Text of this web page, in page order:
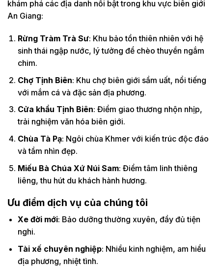
khám phá các địa danh nổi bật trong khu vực biên giới
An Giang:
Rừng Tràm Trà Sư: Khu bảo tồn thiên nhiên với hệ
sinh thái ngập nước, lý tưởng để chèo thuyền ngắm
chim.
Chợ Tịnh Biên: Khu chợ biên giới sầm uất, nổi tiếng
với mắm cá và đặc sản địa phương.
Cửa khẩu Tịnh Biên: Điểm giao thương nhộn nhịp,
trải nghiệm văn hóa biên giới.
Chùa Tà Pạ: Ngôi chùa Khmer với kiến trúc độc đáo
và tầm nhìn đẹp.
Miếu Bà Chúa Xứ Núi Sam: Điểm tâm linh thiêng
liêng, thu hút du khách hành hương.
Ưu điểm dịch vụ của chúng tôi
Xe đời mới: Bảo dưỡng thường xuyên, đầy đủ tiện
nghi.
Tài xế chuyên nghiệp: Nhiều kinh nghiệm, am hiểu
địa phương, nhiệt tình.